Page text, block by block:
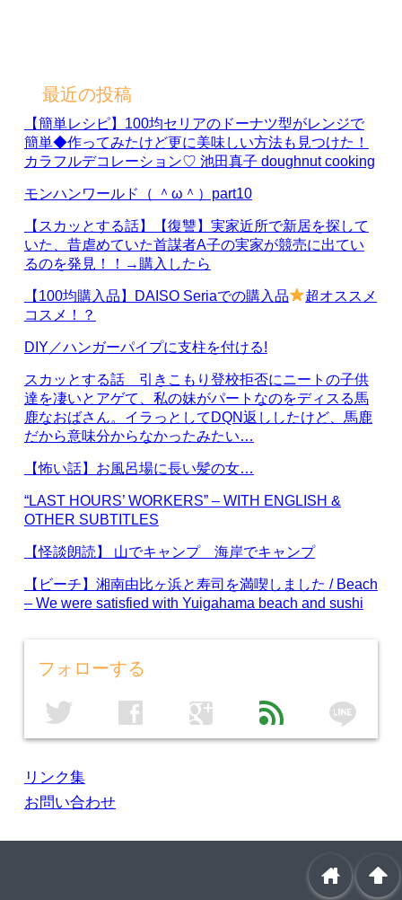
最近の投稿
【簡単レシピ】100均セリアのドーナツ型がレンジで
簡単◆作ってみたけど更に美味しい方法も見つけた！
カラフルデコレーション♡ 池田真子 doughnut cooking
モンハンワールド（ ＾ω＾）part10
【スカッとする話】【復讐】実家近所で新居を探して
いた、昔虐めていた首謀者A子の実家が競売に出てい
るのを発見！！→購入したら
【100均購入品】DAISO Seriaでの購入品
超オススメ
コスメ！？
DIY／ハンガーパイプに支柱を付ける!
スカッとする話 引きこもり登校拒否にニートの子供
達を凄いとアゲて、私の妹がパートなのをディスる馬
鹿なおばさん。イラっとしてDQN返ししたけど、馬鹿
だから意味分からなかったみたい…
【怖い話】お風呂場に長い髪の女…
“LAST HOURS’ WORKERS” – WITH ENGLISH &
OTHER SUBTITLES
【怪談朗読】 山でキャンプ 海岸でキャンプ
【ビーチ】湘南由比ヶ浜と寿司を満喫しました / Beach
– We were satisfied with Yuigahama beach and sushi
フォローする
twitter facebook google feed line
リンク集
お問い合わせ
arrowup
home